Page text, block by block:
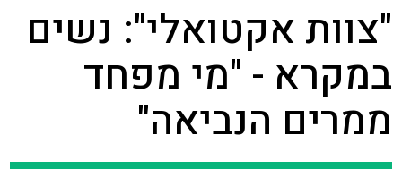
"צוות אקטואלי": נשים
במקרא - "מי מפחד
ממרים הנביאה"